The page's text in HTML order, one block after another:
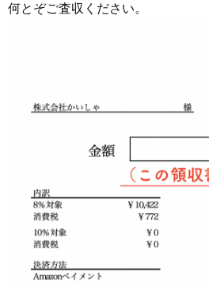
何とぞご査収ください。